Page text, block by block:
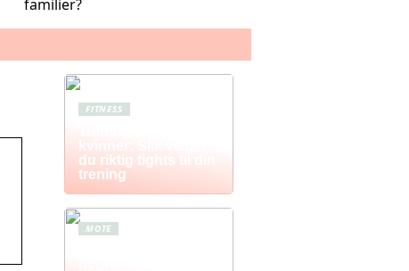
familier?
FITNESS
kvinner: Slik velger
du riktig tights til din
trening
MOTE